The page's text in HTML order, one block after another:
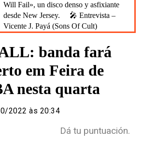
Will Fail», un disco denso y asfixiante
desde New Jersey.
🎤 Entrevista –
Vicente J. Payá (Sons Of Cult)
banda fará
em Feira de
nesta quarta
2022 às 20:34
Dá tu puntuación.